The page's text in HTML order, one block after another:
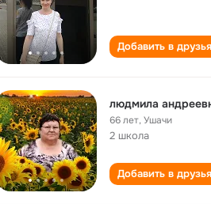
Добавить в друзья
людмила
66 лет,Ушачи
2 школа
Добавить в друзья